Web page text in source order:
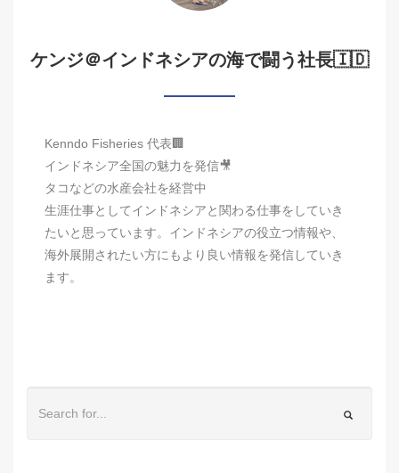
ケンジ＠インドネシアの海で闘う社長🇮🇩
Kenndo Fisheries 代表🏢
インドネシア全国の魅力を発信🎥
タコなどの水産会社を経営中
生涯仕事としてインドネシアと関わる仕事をしていき
たいと思っています。インドネシアの役立つ情報や、
海外展開されたい方にもより良い情報を発信していき
ます。